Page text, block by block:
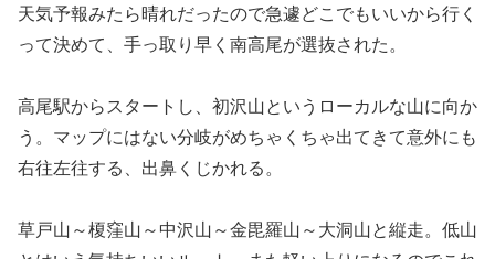
天気予報みたら晴れだったので急遽どこでもいいから行く
って決めて、手っ取り早く南高尾が選抜された。
高尾駅からスタートし、初沢山というローカルな山に向か
う。マップにはない分岐がめちゃくちゃ出てきて意外にも
右往左往する、出鼻くじかれる。
草戸山～榎窪山～中沢山～金毘羅山～大洞山と縦走。低山